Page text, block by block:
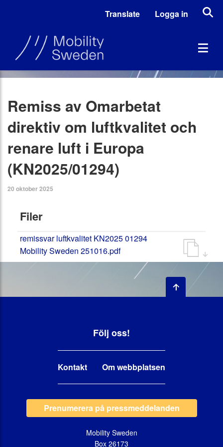
Translate Logga in
Remiss av Omarbetat
direktiv om luftkvalitet och
renare luft i Europa
(KN2025/01294)
20 oktober 2025
Filer
remissvar luftkvalitet KN2025 01294
Mobility Sweden 251016.pdf
Följ oss!
Kontakt Om webbplatsen
Prenumerera på pressmeddelanden
Mobility Sweden
Box 26173